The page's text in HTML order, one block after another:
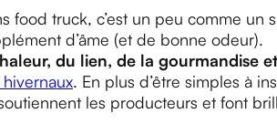
food truck, c’est un peu comme un
d’âme (et de bonne odeur).
du lien, de la gourmandise
. En plus d’être simples à
les producteurs et font